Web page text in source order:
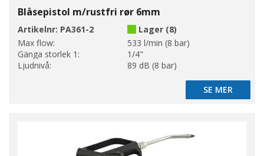
Blåsepistol m/rustfri rør 6mm
Artikelnr: PA361-2
Lager (8)
Max flow:
533 l/min (8 bar)
Gänga storlek 1:
1/4"
Ljudnivå:
89 dB (8 bar)
SE MER
SE MER